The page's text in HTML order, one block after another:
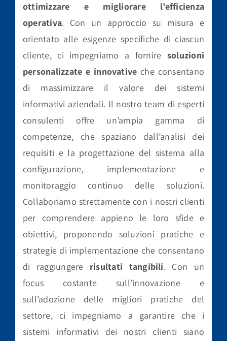
ottimizzare e migliorare l’efficienza
operativa. Con un approccio su misura e
orientato alle esigenze specifiche di ciascun
cliente, ci impegniamo a fornire soluzioni
personalizzate e innovative che consentano
di massimizzare il valore dei sistemi
informativi aziendali. Il nostro team di esperti
consulenti offre un’ampia gamma di
competenze, che spaziano dall’analisi dei
requisiti e la progettazione del sistema alla
configurazione, implementazione e
monitoraggio continuo delle soluzioni.
Collaboriamo strettamente con i nostri clienti
per comprendere appieno le loro sfide e
obiettivi, proponendo soluzioni pratiche e
strategie di implementazione che consentano
di raggiungere risultati tangibili. Con un
focus costante sull’innovazione e
sull’adozione delle migliori pratiche del
settore, ci impegniamo a garantire che i
sistemi informativi dei nostri clienti siano